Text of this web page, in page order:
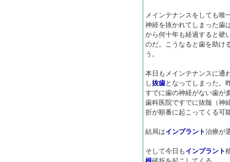
メインテナンスをしても唯
神経を抜かれてしまった歯
から何十年も経過すると硬
のだ。こうなると歯を助け
う。
本日もメインテナンスに通
し抜歯となってしまった。
すでに歯の神経がない歯が
歯科医院ですでに抜髄（神
折が順番に起こってくる可
結局はインプラント治療が
そして今日も インプラント